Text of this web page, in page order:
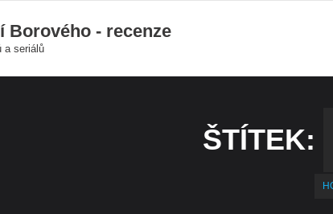
Borového - recenze
a seriálů
ŠTÍTEK: